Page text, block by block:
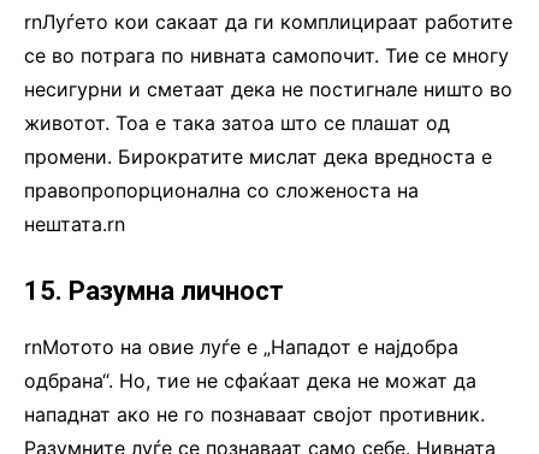
rnЛуѓето кои сакаат да ги комплицираат работите
се во потрага по нивната самопочит. Тие се многу
несигурни и сметаат дека не постигнале ништо во
животот. Тоа е така затоа што се плашат од
промени. Бирократите мислат дека вредноста е
правопропорционална со сложеноста на
нештата.rn
15. Разумна личност
rnМотото на овие луѓе е „Нападот е најдобра
одбрана“. Но, тие не сфаќаат дека не можат да
нападнат ако не го познаваат својот противник.
Разумните луѓе се познаваат само себе. Нивната